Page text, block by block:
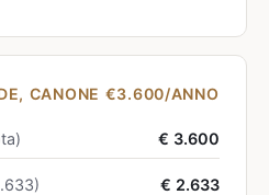
CANONE €3.600/ANNO
€ 3.600
€ 2.633